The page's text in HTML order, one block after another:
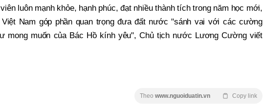
luôn mạnh khỏe, hạnh phúc, đạt nhiều thành tích trong năm học mới,
Việt Nam góp phần quan trọng đưa đất nước "sánh vai với các cường
mong muốn của Bác Hồ kính yêu", Chủ tịch nước Lương Cường viết
Theo www.nguoiduatin.vn Copy link